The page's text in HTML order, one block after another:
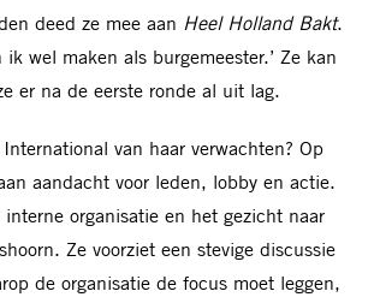
deed ze mee aan Heel Holland Bakt.
wel maken als burgemeester.’ Ze kan
er na de eerste ronde al uit lag.
van haar verwachten? Op
aandacht voor leden, lobby en actie.
interne organisatie en het gezicht naar
Ze voorziet een stevige discussie
de organisatie de focus moet leggen,